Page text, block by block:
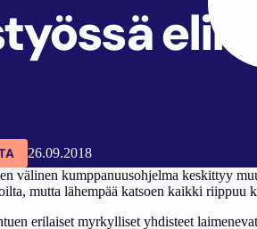
26.09.2018
välinen kumppanuusohjelma keskittyy
mutta lähempää katsoen kaikki riippuu
erilaiset myrkylliset yhdisteet